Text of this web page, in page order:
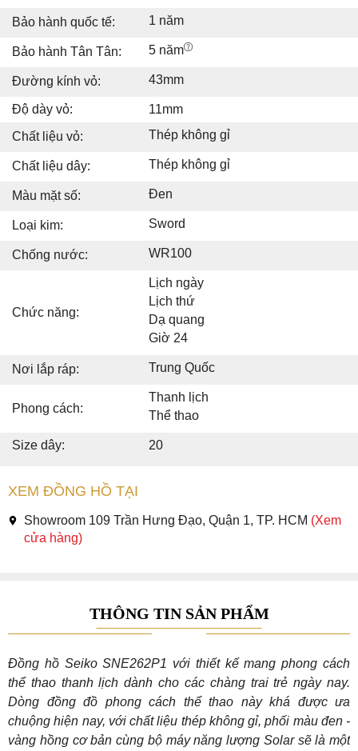
Bảo hành quốc tế: 1 năm
Bảo hành Tân Tân: 5 năm
Đường kính vỏ: 43mm
Độ dày vỏ:
11mm
Chất liệu vỏ:
Thép không gỉ
Chất liệu dây: Thép không gỉ
Màu mặt số: Đen
Loại kim: Sword
Chống nước: WR100
Chức năng:
Lịch ngày
Lịch thứ
Dạ quang
Giờ 24
Nơi lắp ráp: Trung Quốc
Phong cách:
Thanh lịch
Thể thao
Size dây: 20
XEM ĐỒNG HỒ TẠI
Showroom 109 Trần Hưng Đạo, Quận 1, TP. HCM (Xem
cửa hàng)
THÔNG TIN SẢN PHẨM
Đồng hồ Seiko SNE262P1 với thiết kế mang phong cách
thể thao thanh lịch dành cho các chàng trai trẻ ngày nay.
Dòng đồng đồ phong cách thể thao này khá được ưa
chuộng hiện nay, với chất liệu thép không gỉ, phối màu đen -
vàng hồng cơ bản cùng bộ máy năng lượng Solar sẽ là một